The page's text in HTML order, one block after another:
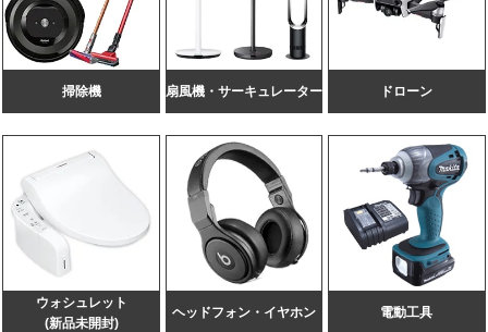
掃除機 扇風機・ サーキュレーター ドローン
ウォシュレット
(新品未開封)
ヘッドフォン・イヤホン 電動工具